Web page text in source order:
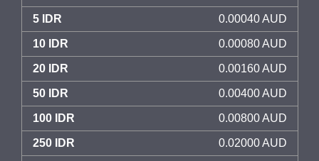
5 IDR 0.00040 AUD
10 IDR 0.00080 AUD
20 IDR 0.00160 AUD
50 IDR 0.00400 AUD
100 IDR 0.00800 AUD
250 IDR 0.02000 AUD